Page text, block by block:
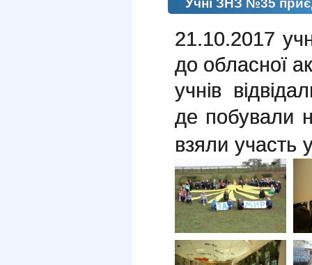
Учні ЗНЗ №35
21.10.2017
до обласної
учнів
де побували
взяли